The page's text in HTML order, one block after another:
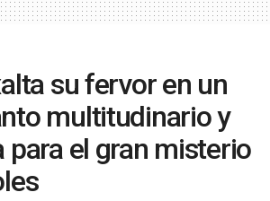
su fervor en un
multitudinario y
para el gran misterio